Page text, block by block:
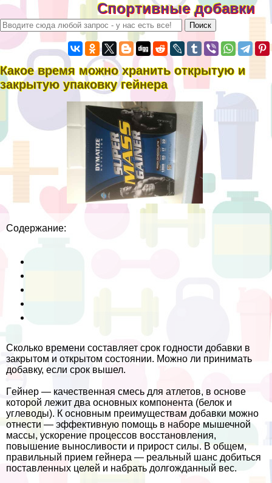
Спортивные добавки
Какое время можно хранить открытую и
закрытую упаковку гeйнера
Cодержание:
Сколько времени составляет срок годности добавки в
закрытом и открытом состоянии. Можно ли принимать
добавку, если срок вышел.
Гeйнер — качественная смесь для атлетов, в основе
которой лежит два основных компонента (белок и
углеводы). К основным преимуществам добавки можно
отнести — эффективную помощь в наборе мышечной
массы, ускорение процессов восстановления,
повышение выносливости и прирост силы. В общем,
правильный прием гeйнера — реальный шанс добиться
поставленных целей и набрать долгожданный вес.